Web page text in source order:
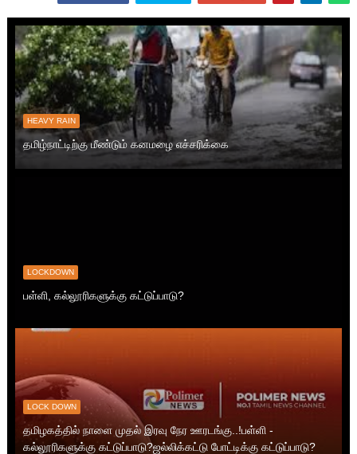
HEAVY RAIN
தமிழ்நாட்டிற்கு மீண்டும் கனமழை எச்சரிக்கை
LOCKDOWN
பள்ளி, கல்லூரிகளுக்கு கட்டுப்பாடு?
LOCK DOWN
தமிழகத்தில் நாளை முதல் இரவு நேர ஊரடங்கு..!பள்ளி -
கல்லூரிகளுக்கு கட்டுப்பாடு?ஜல்லிக்கட்டு போட்டிக்கு கட்டுப்பாடு?